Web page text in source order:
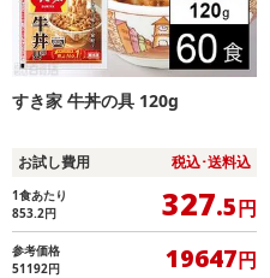
すき家 牛丼の具 120g
お試し費用 税込･送料込
1食あたり
853.2円 327.5円
参考価格
51192円
19647円